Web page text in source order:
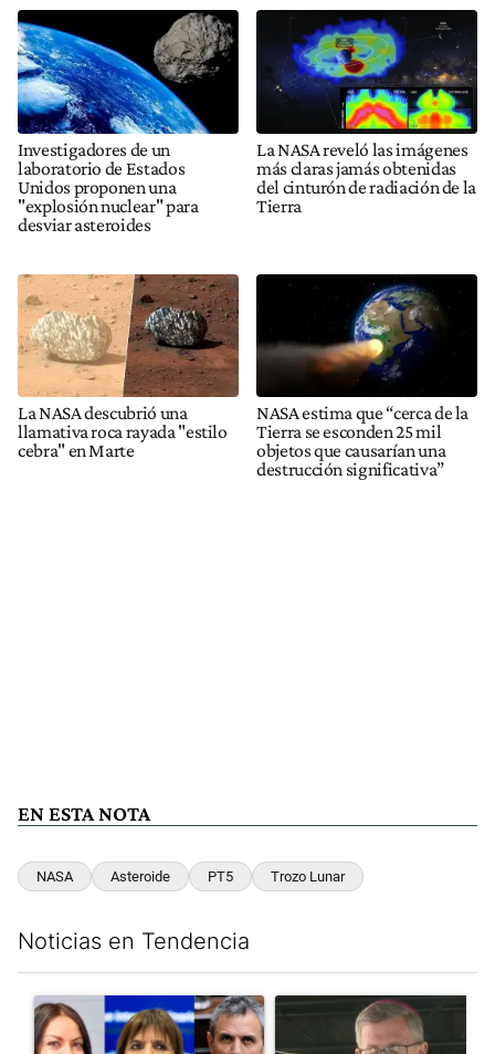
Investigadores de un
laboratorio de Estados
Unidos proponen una
"explosión nuclear" para
desviar asteroides
La NASA reveló las imágenes
más claras jamás obtenidas
del cinturón de radiación de la
Tierra
La NASA descubrió una
llamativa roca rayada "estilo
cebra" en Marte
NASA estima que “cerca de la
Tierra se esconden 25 mil
objetos que causarían una
destrucción significativa”
EN ESTA NOTA
NASA Asteroide PT5 Trozo Lunar
Noticias en Tendencia
Un artículo de tendencia con el título "Por ahora, Milei mira
Un artículo de tendencia con